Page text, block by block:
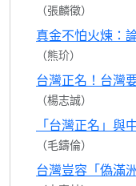
（張麟徵）
真金不怕火煉：
（熊玠）
台灣正名！台灣
（楊志誠）
「台灣正名」與
（毛鑄倫）
台灣豈容「偽滿